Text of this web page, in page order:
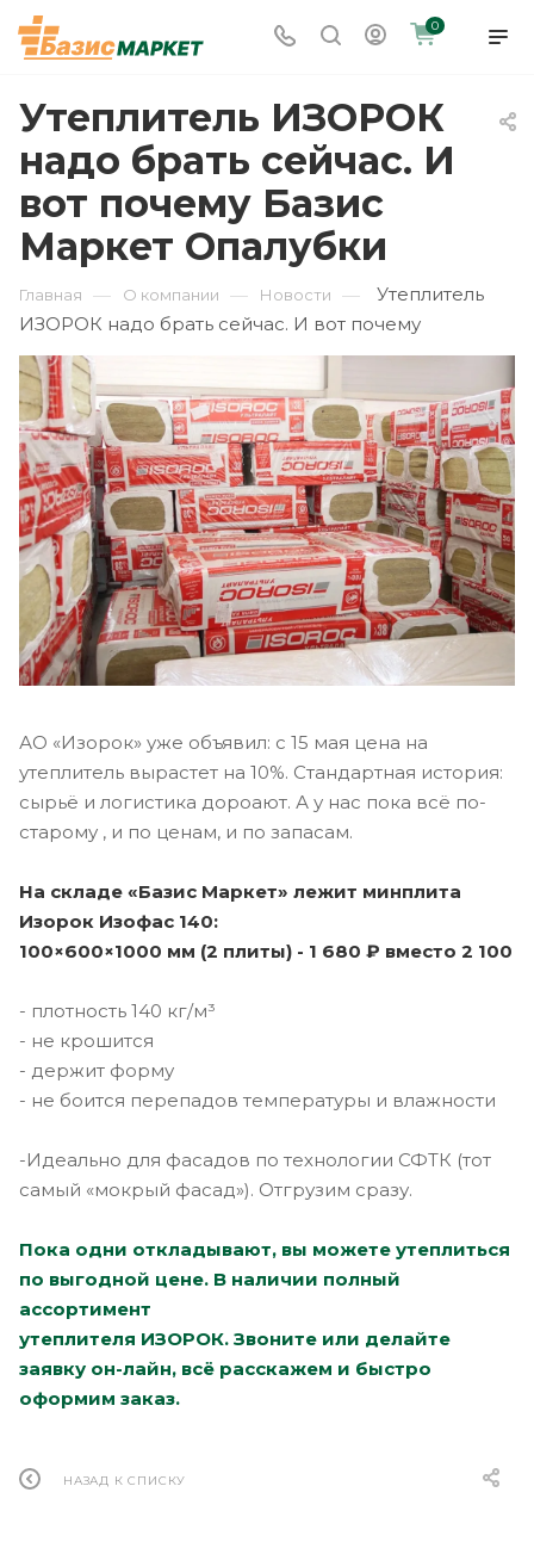
0
Утеплитель ИЗОРОК
надо брать сейчас. И
вот почему Базис
Маркет Опалубки
Главная — О компании — Новости —
Утеплитель
ИЗОРОК надо брать сейчас. И вот почему
АО «Изорок» уже объявил: с 15 мая цена на
утеплитель вырастет на 10%. Стандартная история:
сырьё и логистика дороают. А у нас пока всё по-
старому , и по ценам, и по запасам.
На складе «Базис Маркет» лежит минплита
Изорок Изофас 140:
100×600×1000 мм (2 плиты) - 1 680 ₽ вместо 2 100
- плотность 140 кг/м³
- не крошится
- держит форму
- не боится перепадов температуры и влажности
-Идеально для фасадов по технологии СФТК (тот
самый «мокрый фасад»). Отгрузим сразу.
Пока одни откладывают, вы можете утеплиться
по выгодной цене. В наличии полный
ассортимент
утеплителя ИЗОРОК. Звоните или делайте
заявку он-лайн, всё расскажем и быстро
оформим заказ.
НАЗАД К СПИСКУ